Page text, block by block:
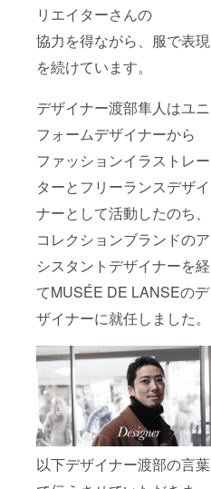
リエイターさんの
協力を得ながら、服で表現
を続けています。
デザイナー渡部隼人はユニ
フォームデザイナーから
ファッションイラストレー
ターとフリーランスデザイ
ナーとして活動したのち、
コレクションブランドのア
シスタントデザイナーを経
てMUSÉE DE LANSEのデ
ザイナーに就任しました。
以下デザイナー渡部の言葉